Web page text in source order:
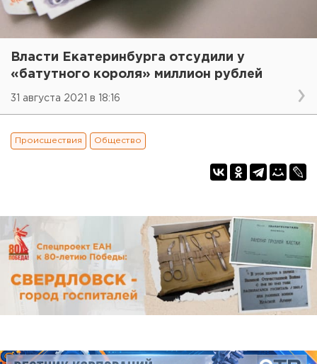
Власти Екатеринбурга отсудили у
«батутного короля» миллион рублей
31 августа 2021 в 18:16
Происшествия Общество